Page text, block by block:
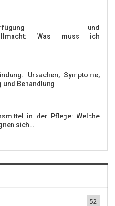
und
Was muss ich
Ursachen, Symptome,
und Behandlung
in der Pflege: Welche
sich…
52